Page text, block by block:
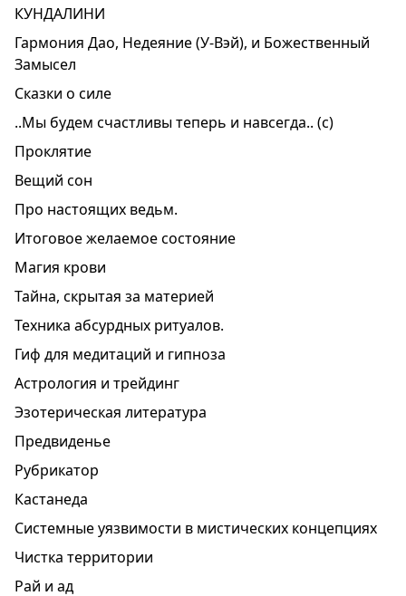
КУНДАЛИНИ
Гармония Дао, Недеяние (У-Вэй), и Божественный
Замысел
Сказки о силе
..Мы будем счастливы теперь и навсегда.. (с)
Проклятие
Вещий сон
Про настоящих ведьм.
Итоговое желаемое состояние
Магия крови
Тайна, скрытая за материей
Техника абсурдных ритуалов.
Гиф для медитаций и гипноза
Астрология и трейдинг
Эзотерическая литература
Предвиденье
Рубрикатор
Кастанеда
Системные уязвимости в мистических концепциях
Чистка территории
Рай и ад